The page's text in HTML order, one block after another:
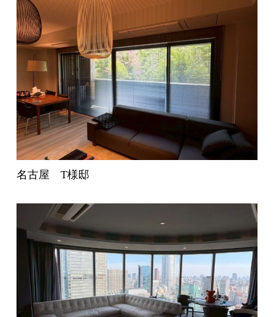
名古屋 T様邸